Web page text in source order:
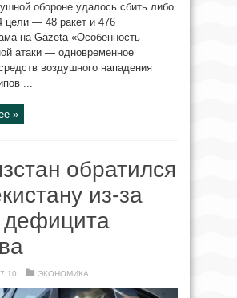
обороне удалось сбить либо
цели — 48 ракет и 476
на Gazeta «Особенность
атаки — одновременное
воздушного нападения
...
»
обратился
из-за
дефицита
ЭКОНОМИКА